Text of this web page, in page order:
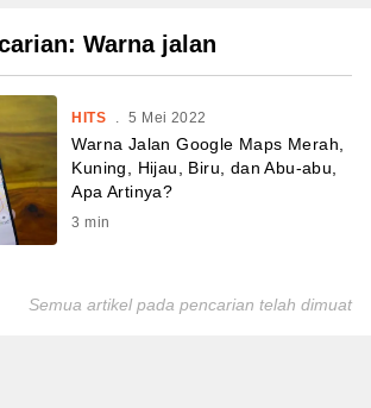
Warna jalan
HITS . 5 Mei 2022
Warna Jalan Google Maps Merah,
Kuning, Hijau, Biru, dan Abu-abu,
Apa Artinya?
3 min
Semua artikel pada pencarian telah dimuat